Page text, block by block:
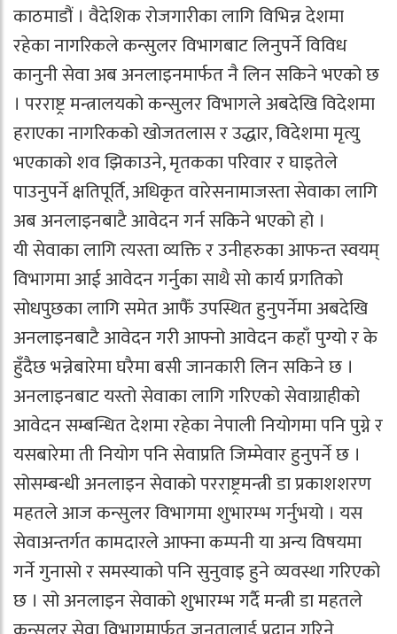
काठमाडौं । वैदेशिक रोजगारीका लागि विभिन्न देशमा
रहेका नागरिकले कन्सुलर विभागबाट लिनुपर्ने विविध
कानुनी सेवा अब अनलाइनमार्फत नै लिन सकिने भएको छ
। परराष्ट्र मन्त्रालयको कन्सुलर विभागले अबदेखि विदेशमा
हराएका नागरिकको खोजतलास र उद्धार, विदेशमा मृत्यु
भएकाको शव झिकाउने, मृतकका परिवार र घाइतेले
पाउनुपर्ने क्षतिपूर्ति, अधिकृत वारेसनामाजस्ता सेवाका लागि
अब अनलाइनबाटै आवेदन गर्न सकिने भएको हो ।
यी सेवाका लागि त्यस्ता व्यक्ति र उनीहरुका आफन्त स्वयम्
विभागमा आई आवेदन गर्नुका साथै सो कार्य प्रगतिको
सोधपुछका लागि समेत आफैँ उपस्थित हुनुपर्नेमा अबदेखि
अनलाइनबाटै आवेदन गरी आफ्नो आवेदन कहाँ पुग्यो र के
हुँदैछ भन्नेबारेमा घरैमा बसी जानकारी लिन सकिने छ ।
अनलाइनबाट यस्तो सेवाका लागि गरिएको सेवाग्राहीको
आवेदन सम्बन्धित देशमा रहेका नेपाली नियोगमा पनि पुग्ने र
यसबारेमा ती नियोग पनि सेवाप्रति जिम्मेवार हुनुपर्ने छ ।
सोसम्बन्धी अनलाइन सेवाको परराष्ट्रमन्त्री डा प्रकाशशरण
महतले आज कन्सुलर विभागमा शुभारम्भ गर्नुभयो । यस
सेवाअन्तर्गत कामदारले आफ्ना कम्पनी या अन्य विषयमा
गर्ने गुनासो र समस्याको पनि सुनुवाइ हुने व्यवस्था गरिएको
छ । सो अनलाइन सेवाको शुभारम्भ गर्दै मन्त्री डा महतले